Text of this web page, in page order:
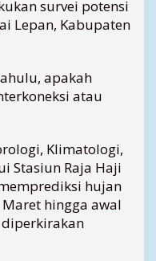
survei potensi
Lepan, Kabupaten
apakah
atau
Klimatologi,
Stasiun Raja Haji
hujan
hingga awal